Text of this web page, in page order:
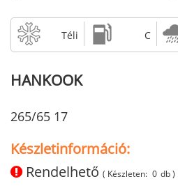
Téli C
HANKOOK
265/65 17
Készletinformáció:
Rendelhető ( Készleten: 0 db )